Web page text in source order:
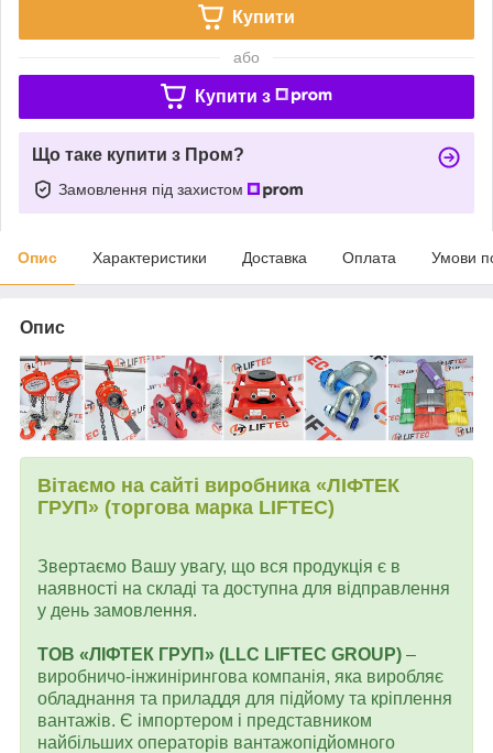
Купити
або
Купити з
Що таке купити з Пром?
Замовлення під захистом
Опис Характеристики Доставка Оплата Умови
Опис
Вітаємо на сайті виробника «ЛІФТЕК
ГРУП» (торгова марка LIFTEC)
Звертаємо Вашу увагу, що вся продукція є в
наявності на складі та доступна для відправлення
у день замовлення.
ТОВ «ЛІФТЕК ГРУП» (LLC LIFTEC GROUP) –
виробничо-інжинірингова компанія, яка виробляє
обладнання та приладдя для підйому та кріплення
вантажів. Є імпортером і представником
найбільших операторів вантажопідйомного